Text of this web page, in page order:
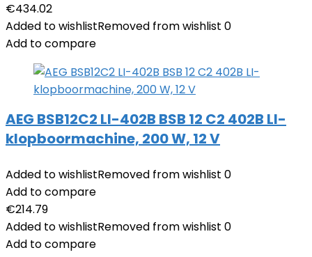
€434.02
Added to wishlistRemoved from wishlist 0
Add to compare
AEG BSB12C2 LI-402B BSB 12 C2 402B LI-
klopboormachine, 200 W, 12 V
Added to wishlistRemoved from wishlist 0
Add to compare
€214.79
Added to wishlistRemoved from wishlist 0
Add to compare